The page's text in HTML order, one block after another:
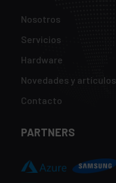
Nosotros
Servicios
Hardware
Novedades y artículos
Contacto
PARTNERS